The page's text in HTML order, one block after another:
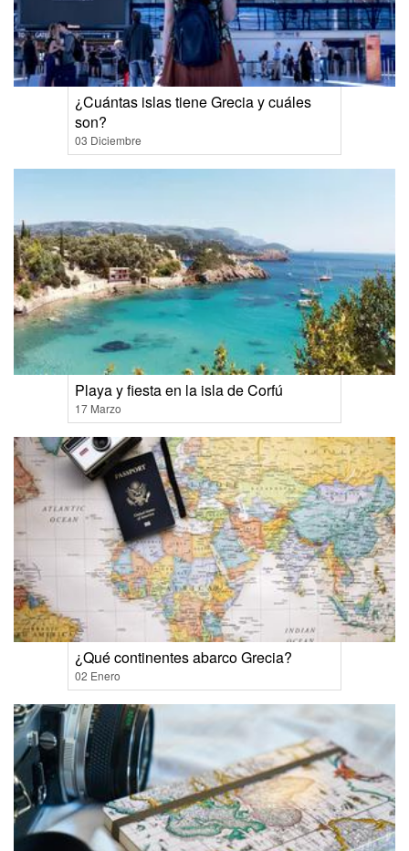
¿Cuántas islas tiene Grecia y cuáles
son?
03 Diciembre
Playa y fiesta en la isla de Corfú
17 Marzo
¿Qué continentes abarco Grecia?
02 Enero